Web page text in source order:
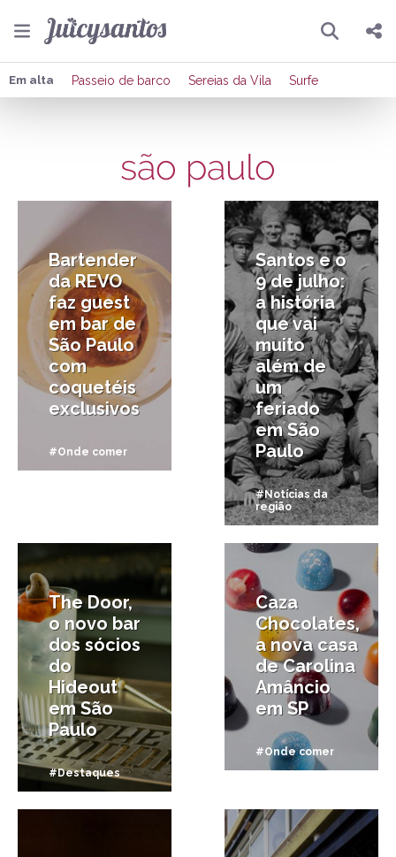
Pesquisar
Compartilhar
Publicar no Facebook
Publicar no X
Em alta Passeio de barco Sereias da Vila Surfe
são paulo
Bartender
da REVO
faz guest
em bar de
São Paulo
com
coquetéis
exclusivos
#Onde comer
Santos e o
9 de julho:
a história
que vai
muito
além de
um
feriado
em São
Paulo
#Notícias da
região
The Door,
o novo bar
dos sócios
do
Hideout
em São
Paulo
#Destaques
6/11/2024
Caza
Chocolates,
a nova casa
de Carolina
Amâncio
em SP
#Onde comer
27/06/2024